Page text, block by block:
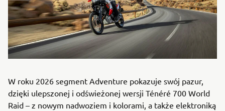
W roku 2026 segment Adventure pokazuje swój pazur,
dzięki ulepszonej i odświeżonej wersji Ténéré 700 World
Raid – z nowym nadwoziem i kolorami, a także elektroniką